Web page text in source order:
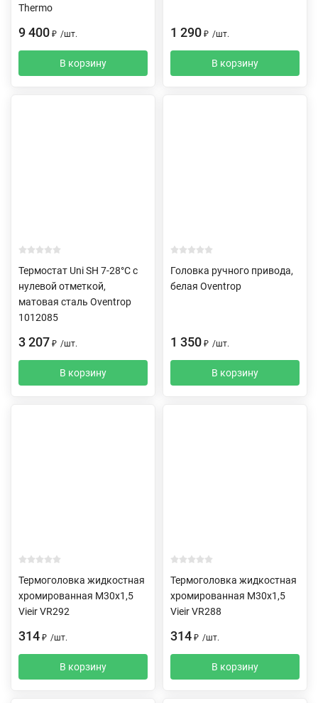
Thermo
9 400 ₽ /шт.
В корзину
1 290 ₽ /шт.
В корзину
Термостат Uni SH 7-28°C с
нулевой отметкой,
матовая сталь Oventrop
1012085
3 207 ₽ /шт.
В корзину
Головка ручного привода,
белая Oventrop
1 350 ₽ /шт.
В корзину
Термоголовка жидкостная
хромированная M30x1,5
Vieir VR292
314 ₽ /шт.
В корзину
Термоголовка жидкостная
хромированная M30x1,5
Vieir VR288
314 ₽ /шт.
В корзину